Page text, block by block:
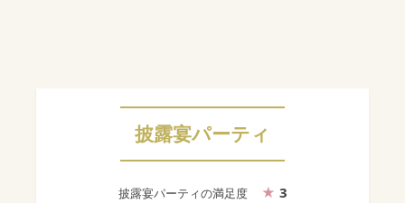
披露宴パーティ
披露宴パーティの満足度 3